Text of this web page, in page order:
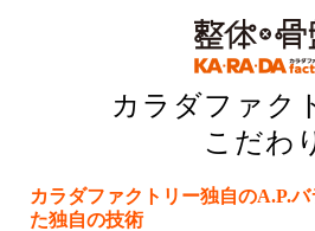
カラダファク
こだわ
カラダファクトリー独自のA.P.
た独自の技術